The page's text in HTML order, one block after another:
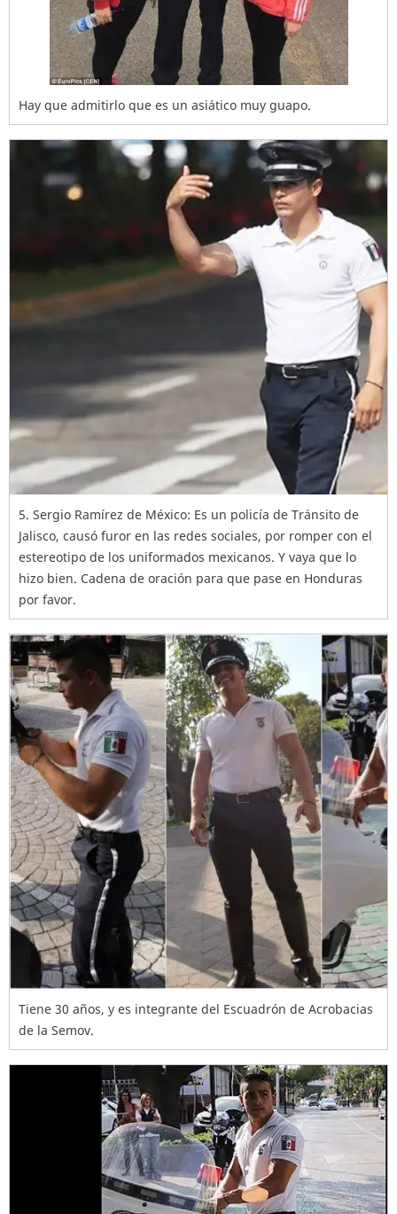
Hay que admitirlo que es un asiático muy guapo.
5. Sergio Ramírez de México: Es un policía de Tránsito de
Jalisco, causó furor en las redes sociales, por romper con el
estereotipo de los uniformados mexicanos. Y vaya que lo
hizo bien. Cadena de oración para que pase en Honduras
por favor.
Tiene 30 años, y es integrante del Escuadrón de Acrobacias
de la Semov.